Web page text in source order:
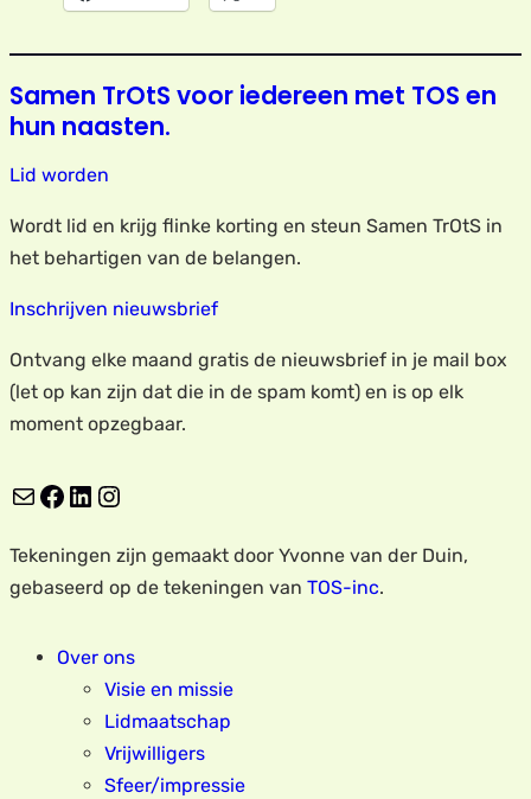
Samen TrOtS voor iedereen met TOS en
hun naasten.
Lid worden
Wordt lid en krijg flinke korting en steun Samen TrOtS in
het behartigen van de belangen.
Inschrijven nieuwsbrief
Ontvang elke maand gratis de nieuwsbrief in je mail box
(let op kan zijn dat die in de spam komt) en is op elk
moment opzegbaar.
E-mail Facebook LinkedIn Instagram
Tekeningen zijn gemaakt door Yvonne van der Duin,
gebaseerd op de tekeningen van TOS-inc.
Over ons
Visie en missie
Lidmaatschap
Vrijwilligers
Sfeer/impressie